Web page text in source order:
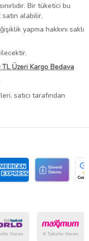
Bir tüketici bu
alabilir.
yapma hakkını saklı
Üzeri Kargo Bedava
satıcı tarafından